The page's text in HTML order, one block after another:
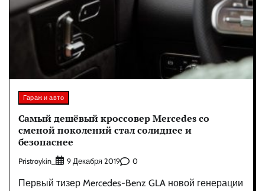
Гараж и авто
Самый дешёвый кроссовер Mercedes со
сменой поколений стал солиднее и
безопаснее
Pristroykin_ 9 Декабря 2019 0
Первый тизер Mercedes-Benz GLA новой генерации